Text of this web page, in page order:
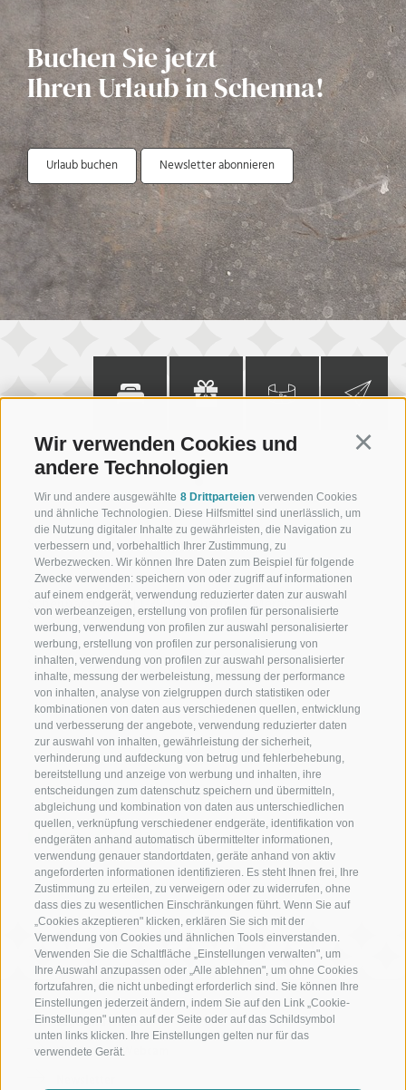
Wir verwenden Cookies und
andere Technologien
Wir und andere ausgewählte 8 Drittparteien verwenden Cookies
und ähnliche Technologien. Diese Hilfsmittel sind unerlässlich, um
die Nutzung digitaler Inhalte zu gewährleisten, die Navigation zu
verbessern und, vorbehaltlich Ihrer Zustimmung, zu
Werbezwecken. Wir können Ihre Daten zum Beispiel für folgende
Zwecke verwenden: speichern von oder zugriff auf informationen
auf einem endgerät, verwendung reduzierter daten zur auswahl
von werbeanzeigen, erstellung von profilen für personalisierte
werbung, verwendung von profilen zur auswahl personalisierter
werbung, erstellung von profilen zur personalisierung von
inhalten, verwendung von profilen zur auswahl personalisierter
inhalte, messung der werbeleistung, messung der performance
von inhalten, analyse von zielgruppen durch statistiken oder
kombinationen von daten aus verschiedenen quellen, entwicklung
und verbesserung der angebote, verwendung reduzierter daten
zur auswahl von inhalten, gewährleistung der sicherheit,
verhinderung und aufdeckung von betrug und fehlerbehebung,
bereitstellung und anzeige von werbung und inhalten, ihre
entscheidungen zum datenschutz speichern und übermitteln,
abgleichung und kombination von daten aus unterschiedlichen
quellen, verknüpfung verschiedener endgeräte, identifikation von
endgeräten anhand automatisch übermittelter informationen,
verwendung genauer standortdaten, geräte anhand von aktiv
angeforderten informationen identifizieren. Es steht Ihnen frei, Ihre
Zustimmung zu erteilen, zu verweigern oder zu widerrufen, ohne
dass dies zu wesentlichen Einschränkungen führt. Wenn Sie auf
„Cookies akzeptieren" klicken, erklären Sie sich mit der
Verwendung von Cookies und ähnlichen Tools einverstanden.
Verwenden Sie die Schaltfläche „Einstellungen verwalten", um
Ihre Auswahl anzupassen oder „Alle ablehnen", um ohne Cookies
fortzufahren, die nicht unbedingt erforderlich sind. Sie können Ihre
Einstellungen jederzeit ändern, indem Sie auf den Link „Cookie-
Einstellungen" unten auf der Seite oder auf das Schildsymbol
unten links klicken. Ihre Einstellungen gelten nur für das
verwendete Gerät.
Buchen Sie jetzt
Ihren Urlaub in Schenna!
Urlaub buchen Newsletter abonnieren
Zimmer Gutschein 360° Tour Newsletter
+39 0473 945623
info@schennerhof.com
Schennastraße 3 | I-39017 Schenna - Meran
Schennerhof
Familiäres 3-Sterne-Superior-Hotel in Schenna Südtirol
Restaurant
Restaurant in Schenna bei Meran
Christophs
Ihr Frühstückshotel in Schenna – hier beginnt der Urlaub
Lage und Anreise
Wetter und Webcam